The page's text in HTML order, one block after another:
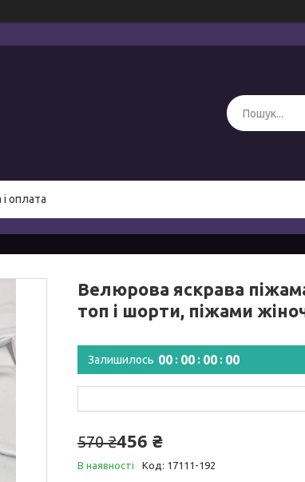
оплата
Велюрова яскрава
топ і шорти, піжами
Залишилось 00 00 00 00
570 ₴456 ₴
В наявності Код: 17111-192